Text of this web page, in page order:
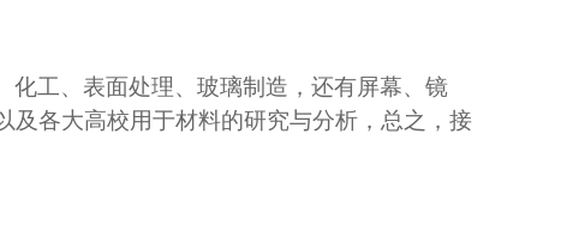
工、表面处理、玻璃制造，还有屏幕、镜
及各大高校用于材料的研究与分析，总之，接